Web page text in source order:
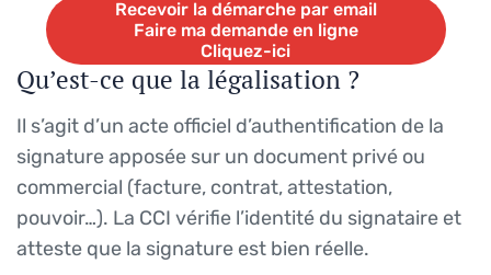
Recevoir la démarche par email
Faire ma demande en ligne
Cliquez-ici
Recevoir la démarche par email
Faire ma demande en ligne
Cliquez-ici
Qu’est-ce que la légalisation ?
Il s’agit d’un acte officiel d’authentification de la
signature apposée sur un document privé ou
commercial (facture, contrat, attestation,
pouvoir…). La CCI vérifie l’identité du signataire et
atteste que la signature est bien réelle.